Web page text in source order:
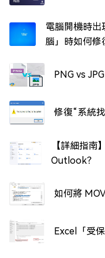
電腦開機時
腦」時如何修
PNG vs JPG
修復“系統
【詳細指
Outlook？
如何將
Excel「受